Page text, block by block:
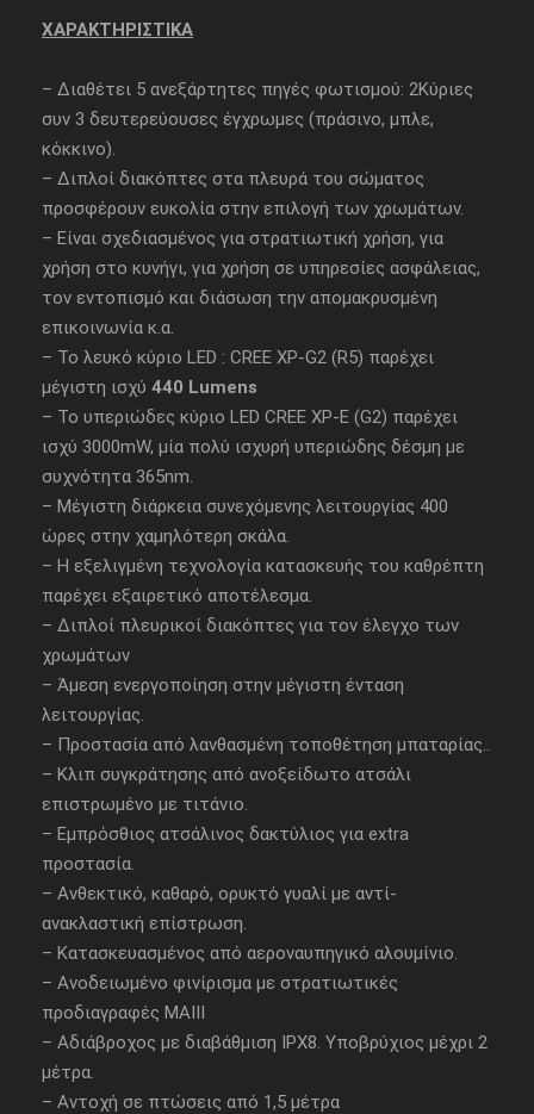
ΧΑΡΑΚΤΗΡΙΣΤΙΚΑ
– Διαθέτει 5 ανεξάρτητες πηγές φωτισμού: 2Κύριες
συν 3 δευτερεύουσες έγχρωμες (πράσινο, μπλε,
κόκκινο).
– Διπλοί διακόπτες στα πλευρά του σώματος
προσφέρουν ευκολία στην επιλογή των χρωμάτων.
– Είναι σχεδιασμένος για στρατιωτική χρήση, για
χρήση στο κυνήγι, για χρήση σε υπηρεσίες ασφάλειας,
τον εντοπισμό και διάσωση την απομακρυσμένη
επικοινωνία κ.α.
– Το λευκό κύριο LED : CREE XP-G2 (R5) παρέχει
μέγιστη ισχύ 440 Lumens
– Το υπεριώδες κύριο LED CREE XP-E (G2) παρέχει
ισχύ 3000mW, μία πολύ ισχυρή υπεριώδης δέσμη με
συχνότητα 365nm.
– Μέγιστη διάρκεια συνεχόμενης λειτουργίας 400
ώρες στην χαμηλότερη σκάλα.
– Η εξελιγμένη τεχνολογία κατασκευής του καθρέπτη
παρέχει εξαιρετικό αποτέλεσμα.
– Διπλοί πλευρικοί διακόπτες για τον έλεγχο των
χρωμάτων
– Άμεση ενεργοποίηση στην μέγιστη ένταση
λειτουργίας.
– Προστασία από λανθασμένη τοποθέτηση μπαταρίας..
– Κλιπ συγκράτησης από ανοξείδωτο ατσάλι
επιστρωμένο με τιτάνιο.
– Εμπρόσθιος ατσάλινος δακτύλιος για extra
προστασία.
– Ανθεκτικό, καθαρό, ορυκτό γυαλί με αντί-
ανακλαστική επίστρωση.
– Κατασκευασμένος από αεροναυπηγικό αλουμίνιο.
– Ανοδειωμένο φινίρισμα με στρατιωτικές
προδιαγραφές ΜΑΙΙΙ
– Αδιάβροχος με διαβάθμιση IPX8. Υποβρύχιος μέχρι 2
μέτρα.
– Αντοχή σε πτώσεις από 1,5 μέτρα